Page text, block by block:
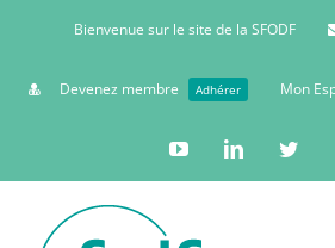
Bienvenue sur le site de la SFODF
Devenez membre Adhérer Mon
YouTubeLinkedin